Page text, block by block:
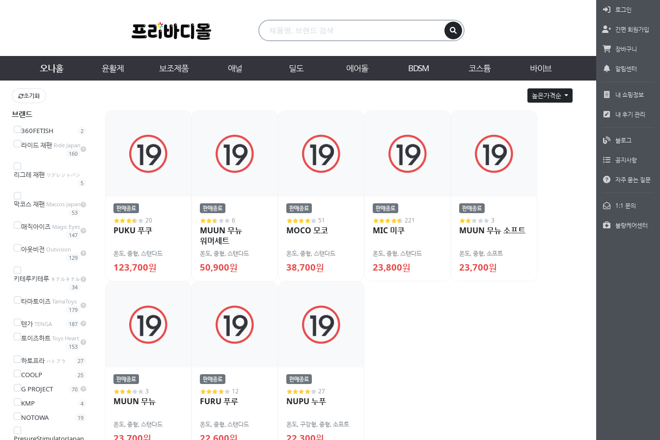
오나홀 윤활제 보조제품 애널 딜도 에어돌 BDSM 코스튬 바이브
로그인
간편 회원가입
장바구니
알림센터
내 쇼핑정보
내 후기 관리
블로그
공지사항
자주 묻는 질문
1:1 문의
불량케어센터
초기화
브랜드
360FETISH 2
라이드 재팬 Ride Japan
160
리그레 재팬 リグレジャパン
5
막코스 재팬 Maccos Japan
53
매직아이즈 Magic Eyes
147
아웃비전 Outvision
129
키테루키테루 キテルキテル
34
타마토이즈 TamaToys
179
텐가 TENGA 187
토이즈하트 Toys Heart
153
하토프라 ハトプラ 27
COOLP 25
G PROJECT 70
KMP 4
NOTOWA 19
높은가격순
판매종료
20
PUKU 푸쿠
온도,중형,스탠다드
123,700원
판매종료
6
MUUN 무뉴
워머세트
온도,중형,스탠다드
50,900원
판매종료
51
MOCO 모코
온도,중형,스탠다드
38,700원
판매종료
221
MIC 미쿠
온도,중형,스탠다드
23,800원
판매종료
3
MUUN 무뉴 소프트
온도,중형,소프트
23,700원
판매종료
3
MUUN 무뉴
온도,중형,스탠다드
판매종료
12
FURU 푸루
온도,중형,스탠다드
판매종료
27
NUPU 누푸
온도,구강형,중형,소프트